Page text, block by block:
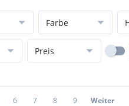
Farbe
Preis
6 7 8 9 Weiter